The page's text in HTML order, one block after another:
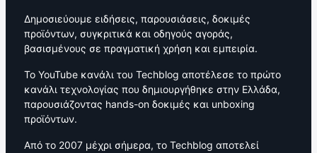
Δημοσιεύουμε ειδήσεις, παρουσιάσεις, δοκιμές
προϊόντων, συγκριτικά και οδηγούς αγοράς,
βασισμένους σε πραγματική χρήση και εμπειρία.
Το YouTube κανάλι του Techblog αποτέλεσε το πρώτο
κανάλι τεχνολογίας που δημιουργήθηκε στην Ελλάδα,
παρουσιάζοντας hands-on δοκιμές και unboxing
προϊόντων.
Από το 2007 μέχρι σήμερα, το Techblog αποτελεί